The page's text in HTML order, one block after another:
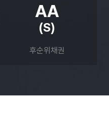
AA
(S)
후순위채권